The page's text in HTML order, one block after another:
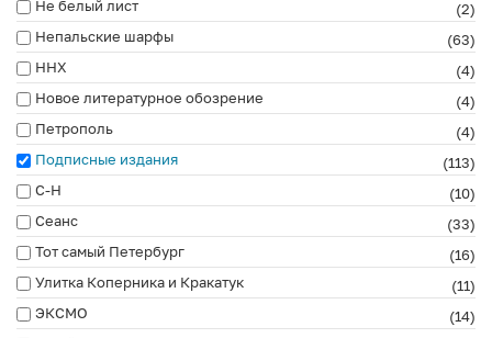
Не белый лист
(2)
Непальские шарфы
(63)
ННХ
(4)
Новое литературное обозрение
(4)
Петрополь
(4)
Подписные издания
(113)
С-Н
(10)
Сеанс
(33)
Тот самый Петербург
(16)
Улитка Коперника и Кракатук
(11)
ЭКСМО
(14)